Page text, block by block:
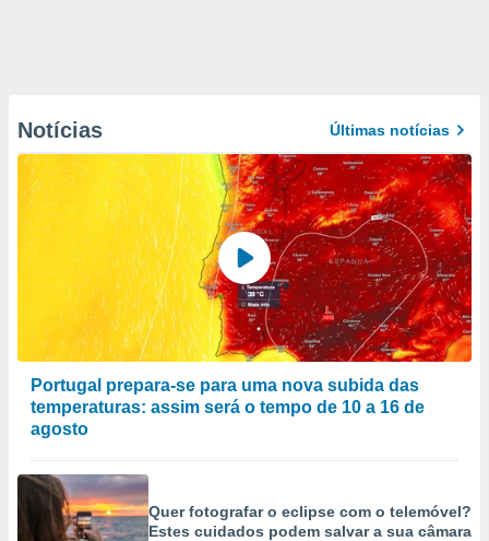
Notícias Últimas notícias
Portugal prepara-se para uma nova subida das
temperaturas: assim será o tempo de 10 a 16 de
agosto
Quer fotografar o eclipse com o telemóvel?
Estes cuidados podem salvar a sua câmara